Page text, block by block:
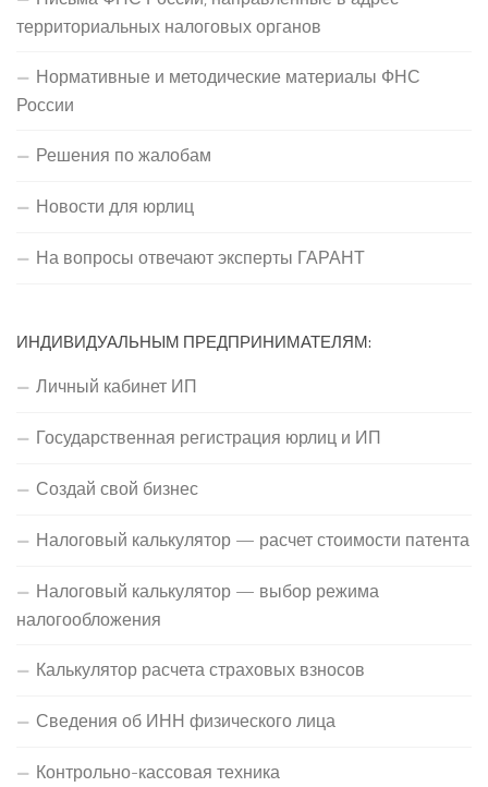
территориальных налоговых органов
Нормативные и методические материалы ФНС
России
Решения по жалобам
Новости для юрлиц
На вопросы отвечают эксперты ГАРАНТ
ИНДИВИДУАЛЬНЫМ ПРЕДПРИНИМАТЕЛЯМ:
Личный кабинет ИП
Государственная регистрация юрлиц и ИП
Создай свой бизнес
Налоговый калькулятор — расчет стоимости патента
Налоговый калькулятор — выбор режима
налогообложения
Калькулятор расчета страховых взносов
Сведения об ИНН физического лица
Контрольно-кассовая техника